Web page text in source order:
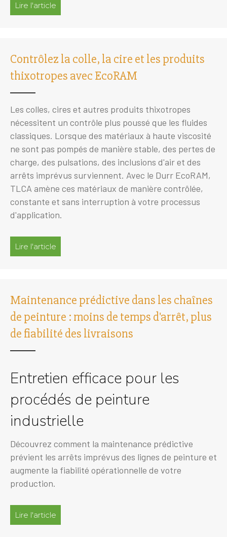
Lire l'article
Contrôlez la colle, la cire et les produits
thixotropes avec EcoRAM
Les colles, cires et autres produits thixotropes
nécessitent un contrôle plus poussé que les fluides
classiques. Lorsque des matériaux à haute viscosité
ne sont pas pompés de manière stable, des pertes de
charge, des pulsations, des inclusions d'air et des
arrêts imprévus surviennent. Avec le Durr EcoRAM,
TLCA amène ces matériaux de manière contrôlée,
constante et sans interruption à votre processus
d'application.
Lire l'article
Maintenance prédictive dans les chaînes
de peinture : moins de temps d'arrêt, plus
de fiabilité des livraisons
Entretien efficace pour les
procédés de peinture
industrielle
Découvrez comment la maintenance prédictive
prévient les arrêts imprévus des lignes de peinture et
augmente la fiabilité opérationnelle de votre
production.
Lire l'article